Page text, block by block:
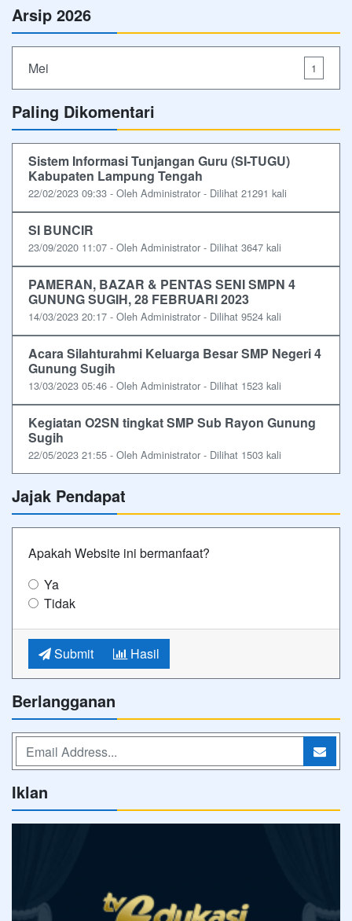
Arsip 2026
Mei 1
Paling Dikomentari
Sistem Informasi Tunjangan Guru (SI-TUGU)
Kabupaten Lampung Tengah
22/02/2023 09:33 - Oleh Administrator - Dilihat 21291 kali
SI BUNCIR
23/09/2020 11:07 - Oleh Administrator - Dilihat 3647 kali
PAMERAN, BAZAR & PENTAS SENI SMPN 4
GUNUNG SUGIH, 28 FEBRUARI 2023
14/03/2023 20:17 - Oleh Administrator - Dilihat 9524 kali
Acara Silahturahmi Keluarga Besar SMP Negeri 4
Gunung Sugih
13/03/2023 05:46 - Oleh Administrator - Dilihat 1523 kali
Kegiatan O2SN tingkat SMP Sub Rayon Gunung
Sugih
22/05/2023 21:55 - Oleh Administrator - Dilihat 1503 kali
Jajak Pendapat
Apakah Website ini bermanfaat?
Ya
Tidak
Submit Hasil
Berlangganan
Iklan